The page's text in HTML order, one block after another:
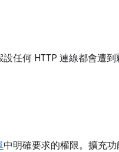
任何 HTTP 連線都會遭
中明確要求的權限。擴充